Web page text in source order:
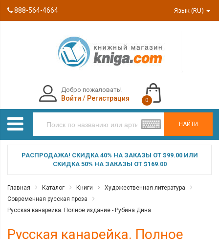
888-564-4664 Язык (RU)
НАЙТИ
Добро пожаловать!
Войти / Регистрация 0
РАСПРОДАЖА! СКИДКА 40% НА ЗАКАЗЫ ОТ $99.00 ИЛИ
СКИДКА 50% НА ЗАКАЗЫ ОТ $169.00
Главная Каталог Книги
Художественная литература
Современная русская проза
Русская канарейка. Полное издание - Рубина Дина
Русская канарейка. Полное